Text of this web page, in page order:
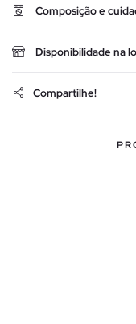
Composição e
Disponibilidade na
Compartilhe!